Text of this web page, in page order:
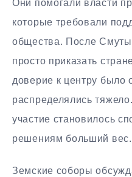
Они помогали власти
которые требовали
общества. После Смуты
просто приказать
доверие к центру было
распределялись
участие становилось
решениям больший вес.
Земские соборы